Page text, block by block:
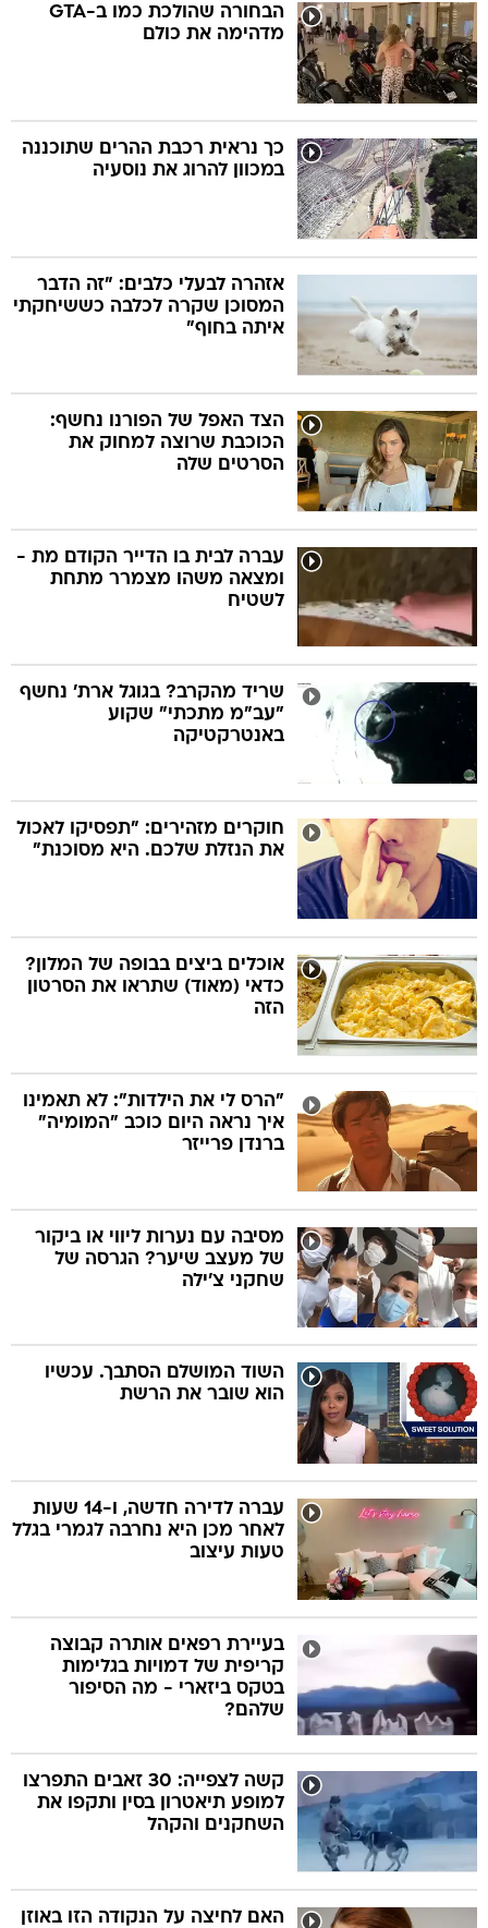
הבחורה שהולכת כמו ב-GTA
מדהימה את כולם
כך נראית רכבת ההרים שתוכננה
במכוון להרוג את נוסעיה
אזהרה לבעלי כלבים: "זה הדבר
המסוכן שקרה לכלבה כששיחקתי
איתה בחוף"
הצד האפל של הפורנו נחשף:
הכוכבת שרוצה למחוק את
הסרטים שלה
עברה לבית בו הדייר הקודם מת -
ומצאה משהו מצמרר מתחת
לשטיח
שריד מהקרב? בגוגל ארת' נחשף
"עב"מ מתכתי" שקוע
באנטרקטיקה
חוקרים מזהירים: "תפסיקו לאכול
את הנזלת שלכם. היא מסוכנת"
אוכלים ביצים בבופה של המלון?
כדאי (מאוד) שתראו את הסרטון
הזה
"הרס לי את הילדות": לא תאמינו
איך נראה היום כוכב "המומיה"
ברנדן פרייזר
מסיבה עם נערות ליווי או ביקור
של מעצב שיער? הגרסה של
שחקני צ'ילה
השוד המושלם הסתבך. עכשיו
הוא שובר את הרשת
עברה לדירה חדשה, ו-14 שעות
לאחר מכן היא נחרבה לגמרי בגלל
טעות עיצוב
בעיירת רפאים אותרה קבוצה
קריפית של דמויות בגלימות
בטקס ביזארי - מה הסיפור
שלהם?
קשה לצפייה: 30 זאבים התפרצו
למופע תיאטרון בסין ותקפו את
השחקנים והקהל
האם לחיצה על הנקודה הזו באוזן